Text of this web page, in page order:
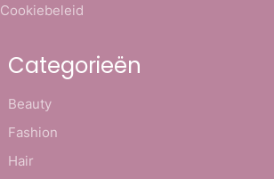
Cookiebeleid
Categorieën
Beauty
Fashion
Hair